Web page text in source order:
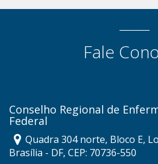
Fale
Conselho Regional de
Federal
Quadra 304 norte, Bloco E,
Brasília - DF, CEP: 70736-550